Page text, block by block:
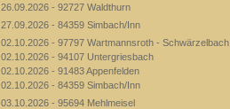
26.09.2026 - 92727 Waldthurn
27.09.2026 - 84359 Simbach/Inn
02.10.2026 - 97797 Wartmannsroth - Schwärzelbach
02.10.2026 - 94107 Untergriesbach
02.10.2026 - 91483 Appenfelden
02.10.2026 - 84359 Simbach/Inn
03.10.2026 - 95694 Mehlmeisel